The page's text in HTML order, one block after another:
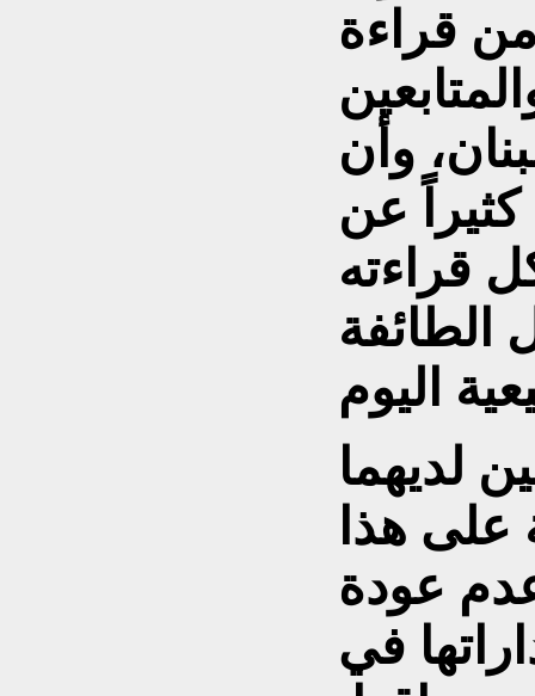
قراءة
وأن
كثيراً عن
قراءته
الطائفة
لديهما
هذا
عودة
في